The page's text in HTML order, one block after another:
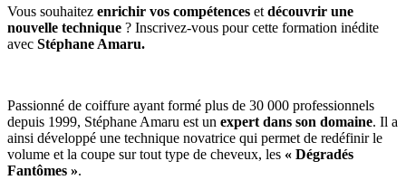
Vous souhaitez enrichir vos compétences et découvrir une
nouvelle technique ? Inscrivez-vous pour cette formation inédite
avec Stéphane Amaru.
Passionné de coiffure ayant formé plus de 30 000 professionnels
depuis 1999, Stéphane Amaru est un expert dans son domaine. Il a
ainsi développé une technique novatrice qui permet de redéfinir le
volume et la coupe sur tout type de cheveux, les « Dégradés
Fantômes ».